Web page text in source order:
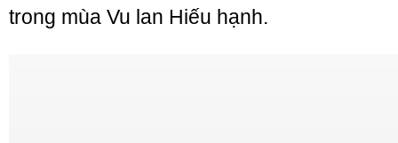
trong mùa Vu lan Hiếu hạnh.